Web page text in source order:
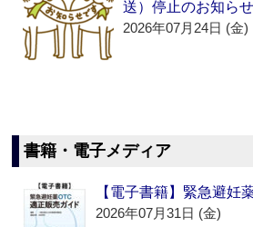
送）停止のお知らせ
2026年07月24日 (金)
書籍・電子メディア
【電子書籍】緊急避妊
2026年07月31日 (金)